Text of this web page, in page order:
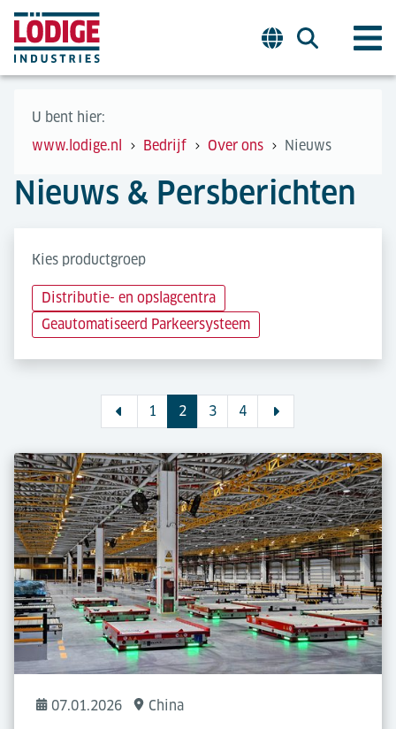
U bent hier:
www.lodige.nl
Bedrijf Over ons Nieuws
Nieuws & Persberichten
Kies productgroep
Distributie- en opslagcentra
Geautomatiseerd Parkeersysteem
1 2 3 4
07.01.2026 China